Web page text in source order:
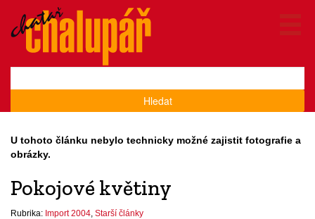
Hledat
U tohoto článku nebylo technicky možné zajistit fotografie a
obrázky.
Pokojové květiny
Rubrika: Import 2004 Starší články